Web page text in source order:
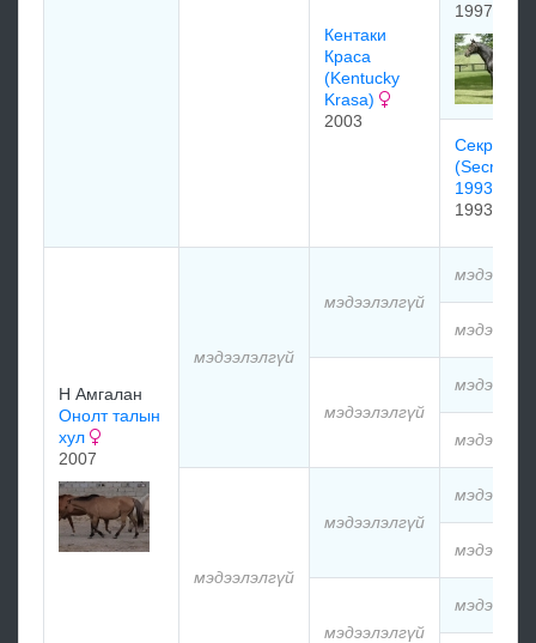
Кентаки
Краса
(Kentucky
Krasa)
2003
1997
Ceкрeт
(Secret
1993)
1993
Н Амгалан
Онолт талын
хул
2007
мэдээлэлгүй
мэдээлэлгүй
мэдээлэлгүй
мэдээлэлгүй
мэдээлэлгүй
мэдээлэлгүй